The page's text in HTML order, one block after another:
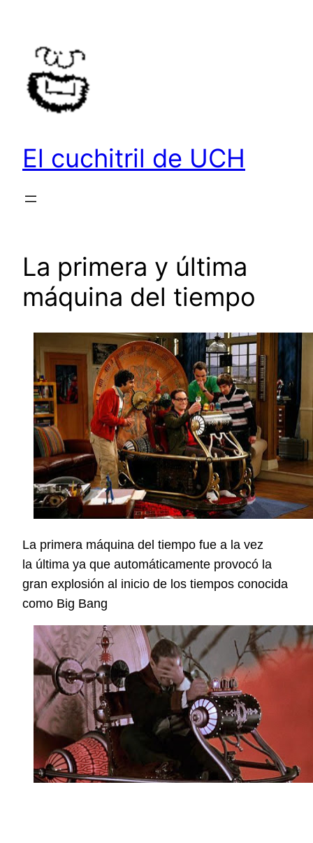
contenido
El cuchitril de UCH
La primera y última
máquina del tiempo
La primera máquina del tiempo fue a la vez
la última ya que automáticamente provocó la
gran explosión al inicio de los tiempos conocida
como Big Bang